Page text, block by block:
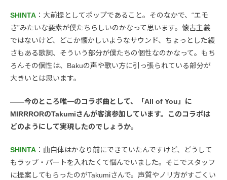
SHINTA ：大前提としてポップであること。そのなかで、“エモ
さ”みたいな要素が僕たちらしいのかなって思います。懐古主義
ではないけど、どこか懐かしいようなサウンド、ちょっとした緩
さもある歌詞、そういう部分が僕たちの個性なのかなって。もち
ろんその個性は、Bakuの声や歌い方に引っ張られている部分が
大きいとは思います。
――今のところ唯一のコラボ曲として、「All of You」に
MIRRRORのTakumiさんが客演参加しています。このコラボは
どのようにして実現したのでしょうか。
SHINTA ：曲自体はかなり前にできていたんですけど、どうして
もラップ・パートを入れたくて悩んでいました。そこでスタッフ
に提案してもらったのがTakumiさんで。声質やノリ方がすごくい